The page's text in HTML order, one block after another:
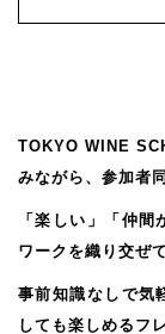
TOKYO WINE
みながら、参加者
「楽しい」「仲間
ワークを織り交ぜ
事前知識なしで気
しても楽しめるフ